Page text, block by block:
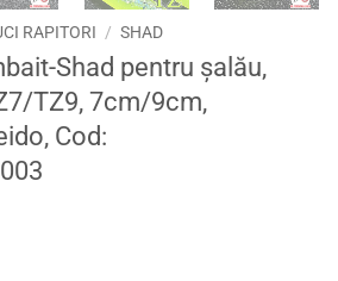
RAPITORI / SHAD
Shad pentru șalău,
TZ9, 7cm/9cm,
Cod: